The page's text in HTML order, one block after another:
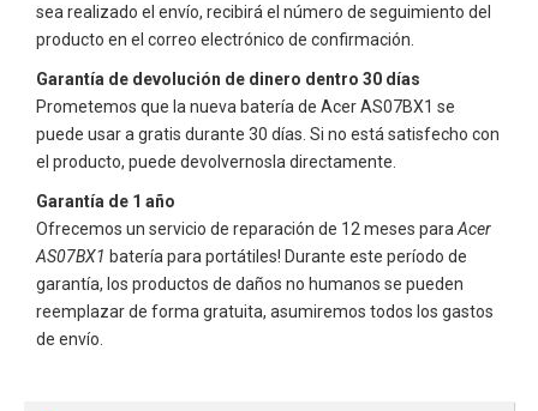
sea realizado el envío, recibirá el número de seguimiento del
producto en el correo electrónico de confirmación.
Garantía de devolución de dinero dentro 30 días
Prometemos que la nueva batería de Acer AS07BX1 se
puede usar a gratis durante 30 días. Si no está satisfecho con
el producto, puede devolvernosla directamente.
Garantía de 1 año
Ofrecemos un servicio de reparación de 12 meses para Acer
AS07BX1 batería para portátiles! Durante este período de
garantía, los productos de daños no humanos se pueden
reemplazar de forma gratuita, asumiremos todos los gastos
de envío.